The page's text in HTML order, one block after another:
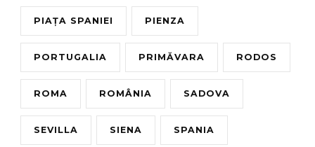
PIAȚA SPANIEI PIENZA
PORTUGALIA PRIMĂVARA RODOS
ROMA ROMÂNIA SADOVA
SEVILLA SIENA SPANIA